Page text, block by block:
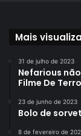
Mais
31 de julho de 2023
Nefarious
Filme De
23 de junho de 2023
Bolo de
8 de fevereiro de